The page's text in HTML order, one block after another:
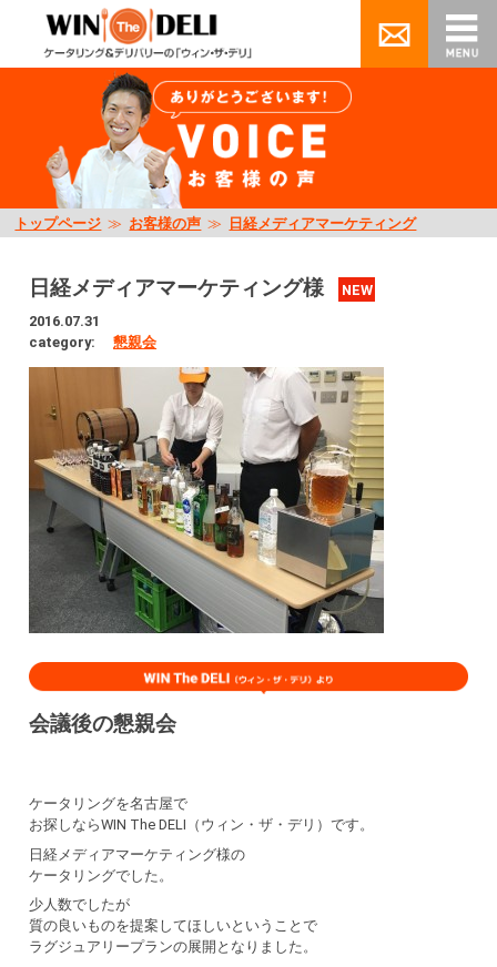
トップページ ≫ お客様の声 ≫ 日経メディアマーケティング
日経メディアマーケティング様
NEW
2016.07.31
category:
懇親会
会議後の懇親会
ケータリングを名古屋で
お探しならWIN The DELI（ウィン・ザ・デリ）です。
日経メディアマーケティング様の
ケータリングでした。
少人数でしたが
質の良いものを提案してほしいということで
ラグジュアリープランの展開となりました。